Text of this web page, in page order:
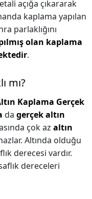
açığa çıkararak
kaplama yapılan
parlaklığını
olan kaplama
.
mı?
Kaplama Gerçek
da gerçek altın
çok az altın
Altında olduğu
derecesi vardır.
dereceleri